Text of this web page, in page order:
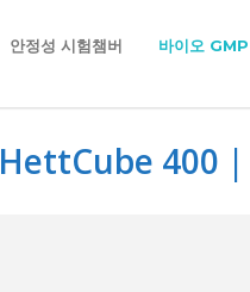
안정성 시험챔버 바이오
HettCube 400 |